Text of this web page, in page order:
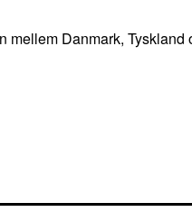
Danmark, Tyskland